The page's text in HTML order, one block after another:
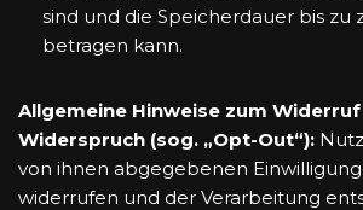
sind und die Speicherdauer bis zu
betragen kann.
Allgemeine Hinweise zum
Widerspruch (sog. „Opt-Out“):
von ihnen abgegebenen
widerrufen und der Verarbeitung